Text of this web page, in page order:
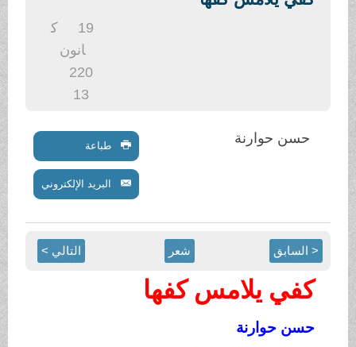
انون
220
حسن حوارنة طباعة
البريد الإلكتروني
< السابق شعر التالي >
كفي يلامس كفها
حسن حوارنة